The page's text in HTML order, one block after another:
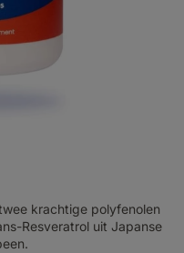
krachtige polyfenolen
Resveratrol uit Japanse